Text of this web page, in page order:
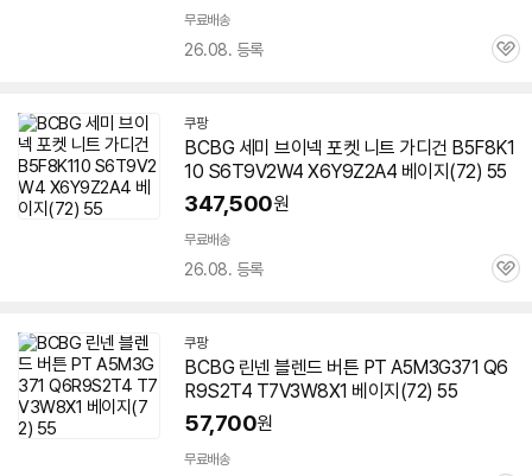
무료배송
26.08. 등록
관
쿠팡
BCBG 세미 브이넥 포켓 니트 가디건 B5F8K1
10 S6T9V2W4 X6Y9Z2A4 베이지(72) 55
347,500원
무료배송
26.08. 등록
관
쿠팡
BCBG 린넨 블렌드 버튼 PT A5M3G371 Q6
R9S2T4 T7V3W8X1 베이지(72) 55
57,700원
무료배송